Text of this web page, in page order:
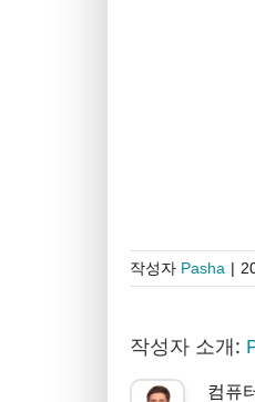
작성자 Pasha |
작성자 소개:
컴퓨